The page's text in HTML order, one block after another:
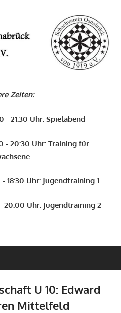
Zeiten:
- 21:30 Uhr: Spielabend
- 20:30 Uhr: Training für
18:30 Uhr: Jugendtraining 1
20:00 Uhr: Jugendtraining 2
U 10: Edward
Mittelfeld